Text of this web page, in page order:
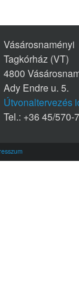
Vásárosnaményi
Tagkórház (VT)
4800
Ady Endre u. 5.
Útvonaltervezés
Tel.: +36 45/570-